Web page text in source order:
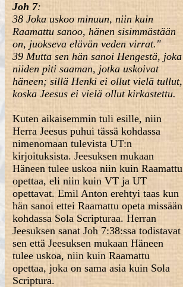
Joh 7:
38 Joka uskoo minuun, niin kuin
Raamattu sanoo, hänen sisimmästään
on, juokseva elävän veden virrat."
39 Mutta sen hän sanoi Hengestä, joka
niiden piti saaman, jotka uskoivat
häneen; sillä Henki ei ollut vielä tullut,
koska Jeesus ei vielä ollut kirkastettu.
Kuten aikaisemmin tuli esille, niin
Herra Jeesus puhui tässä kohdassa
nimenomaan tulevista UT:n
kirjoituksista. Jeesuksen mukaan
Häneen tulee uskoa niin kuin Raamattu
opettaa, eli niin kuin VT ja UT
opettavat. Emil Anton erehtyi taas kun
hän sanoi ettei Raamattu opeta missään
kohdassa Sola Scripturaa. Herran
Jeesuksen sanat Joh 7:38:ssa todistavat
sen että Jeesuksen mukaan Häneen
tulee uskoa, niin kuin Raamattu
opettaa, joka on sama asia kuin Sola
Scriptura.